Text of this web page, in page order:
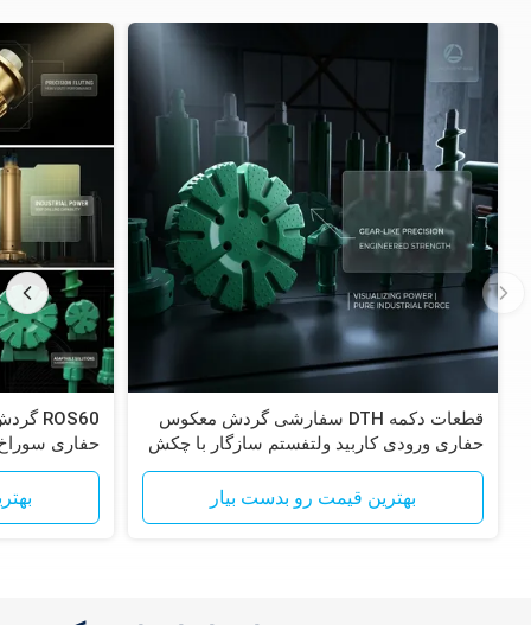
قطعات دکمه DTH سفارشی گردش معکوس
حفاری ورودی کاربید ولتفستم سازگار با چکش
های RC Epiroc
بهترین قیمت رو بدست بیار
سیستم برای